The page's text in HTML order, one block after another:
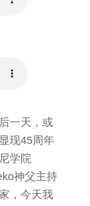
一天，或
现45周年
学院
神父主持
，今天我